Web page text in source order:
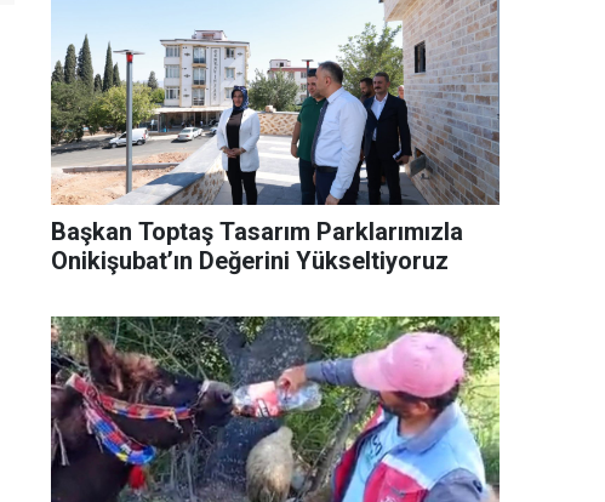
Başkan Toptaş Tasarım Parklarımızla
Onikişubat’ın Değerini Yükseltiyoruz